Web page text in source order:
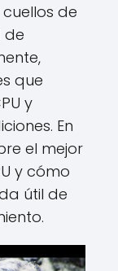
de
de
que
y
En
el mejor
y cómo
útil de